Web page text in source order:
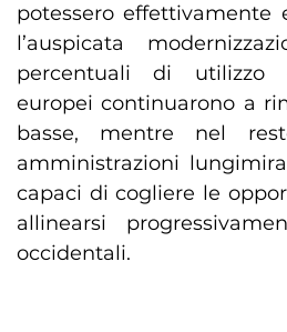
potessero effettivamente
l’auspicata
percentuali di utilizzo
europei continuarono a
basse, mentre nel
amministrazioni
capaci di cogliere le
allinearsi
occidentali.